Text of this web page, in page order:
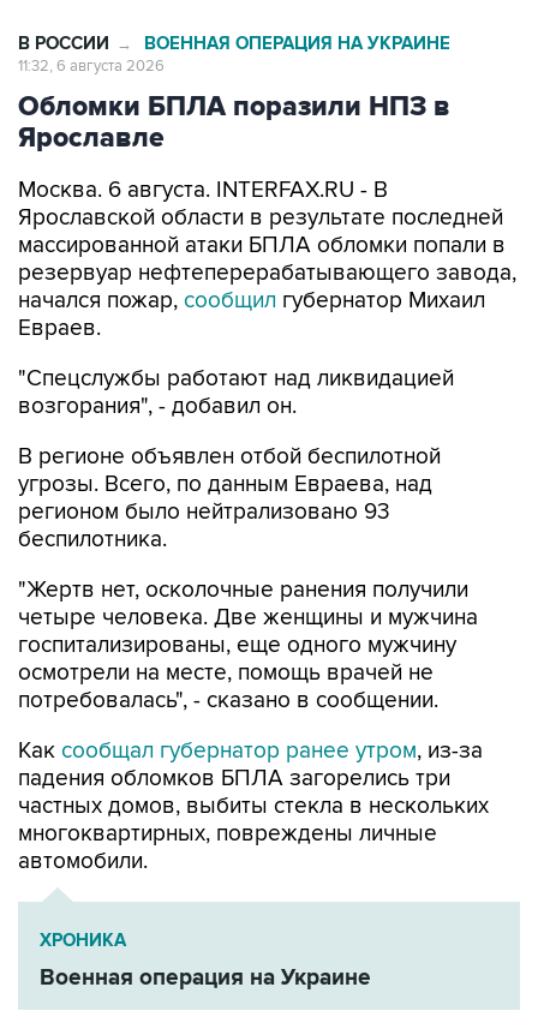
В РОССИИ → ВОЕННАЯ ОПЕРАЦИЯ НА УКРАИНЕ
11:32, 6 августа 2026
Обломки БПЛА поразили НПЗ в
Ярославле
Москва. 6 августа. INTERFAX.RU - В
Ярославской области в результате последней
массированной атаки БПЛА обломки попали в
резервуар нефтеперерабатывающего завода,
начался пожар, сообщил губернатор Михаил
Евраев.
"Спецслужбы работают над ликвидацией
возгорания", - добавил он.
В регионе объявлен отбой беспилотной
угрозы. Всего, по данным Евраева, над
регионом было нейтрализовано 93
беспилотника.
"Жертв нет, осколочные ранения получили
четыре человека. Две женщины и мужчина
госпитализированы, еще одного мужчину
осмотрели на месте, помощь врачей не
потребовалась", - сказано в сообщении.
Как сообщал губернатор ранее утром, из-за
падения обломков БПЛА загорелись три
частных домов, выбиты стекла в нескольких
многоквартирных, повреждены личные
автомобили.
ХРОНИКА
Военная операция на Украине